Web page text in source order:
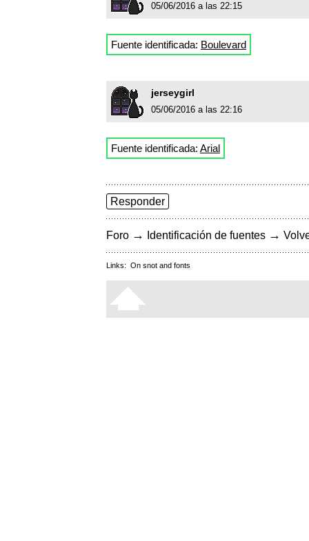
05/06/2016 a las 22:15
Fuente identificada: Boulevard
jerseygirl
05/06/2016 a las 22:16
Fuente identificada: Arial
Responder
Foro → Identificación de fuentes →
Links: On snot and fonts